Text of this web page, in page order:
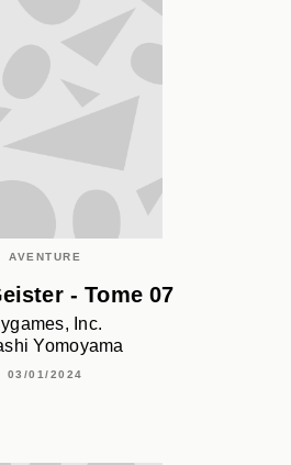
AVENTURE
- Tome 07
Inc.
Yomoyama
03/01/2024